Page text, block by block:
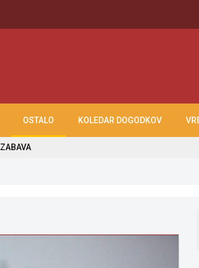
OSTALO KOLEDAR DOGODKOV
ZABAVA